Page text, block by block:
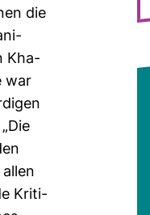
die
Kha­
war
Kri­ti­